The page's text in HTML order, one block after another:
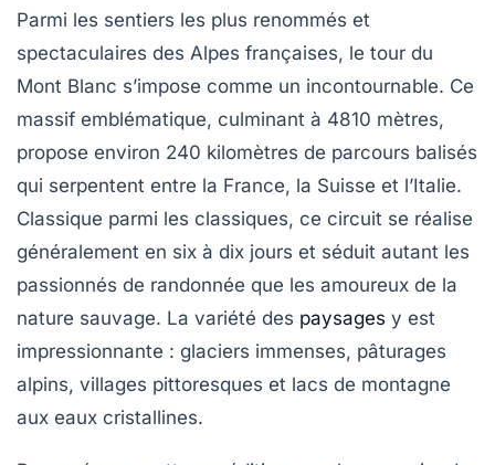
Parmi les sentiers les plus renommés et
spectaculaires des Alpes françaises, le tour du
Mont Blanc s’impose comme un incontournable. Ce
massif emblématique, culminant à 4810 mètres,
propose environ 240 kilomètres de parcours balisés
qui serpentent entre la France, la Suisse et l’Italie.
Classique parmi les classiques, ce circuit se réalise
généralement en six à dix jours et séduit autant les
passionnés de randonnée que les amoureux de la
nature sauvage. La variété des paysages y est
impressionnante : glaciers immenses, pâturages
alpins, villages pittoresques et lacs de montagne
aux eaux cristallines.